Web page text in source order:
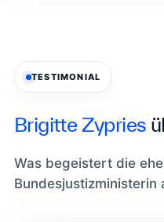
TESTIMONIAL
Brigitte Zypries
Was begeistert die
Bundesjustizministerin